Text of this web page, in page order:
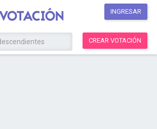
INGRESAR
CREAR VOTACIÓN